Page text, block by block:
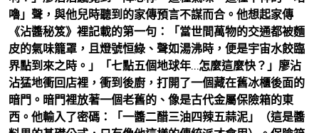
嚕」聲，與他兒時聽到的家傳預言不謀而合。他想起家傳
《沾醬秘笈》裡記載的第一句：「當世間萬物的交通都被麵
皮的氣味籠罩，且燈號恒綠、聲如湯沸時，便是宇宙水餃臨
界點到來之時。」「七點五個地球年…怎麼這麼快？」廖沾
沾猛地衝回店裡，衝到後廚，打開了一個藏在舊冰櫃後面的
暗門。暗門裡放著一個老舊的、像是古代金屬保險箱的東
西。他輸入了密碼：「一醬二醋三油四辣五蒜泥」（這是醬